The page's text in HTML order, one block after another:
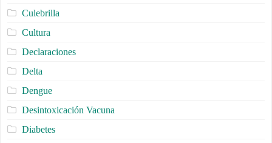
Culebrilla
Cultura
Declaraciones
Delta
Dengue
Desintoxicación Vacuna
Diabetes